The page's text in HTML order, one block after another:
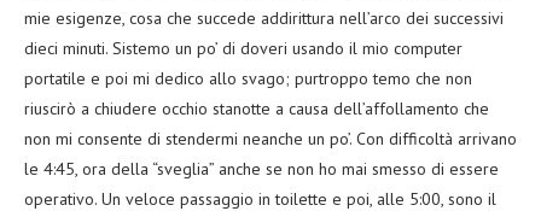
mie esigenze, cosa che succede addirittura nell’arco dei successivi
dieci minuti. Sistemo un po’ di doveri usando il mio computer
portatile e poi mi dedico allo svago; purtroppo temo che non
riuscirò a chiudere occhio stanotte a causa dell’affollamento che
non mi consente di stendermi neanche un po’. Con difficoltà arrivano
le 4:45, ora della “sveglia” anche se non ho mai smesso di essere
operativo. Un veloce passaggio in toilette e poi, alle 5:00, sono il